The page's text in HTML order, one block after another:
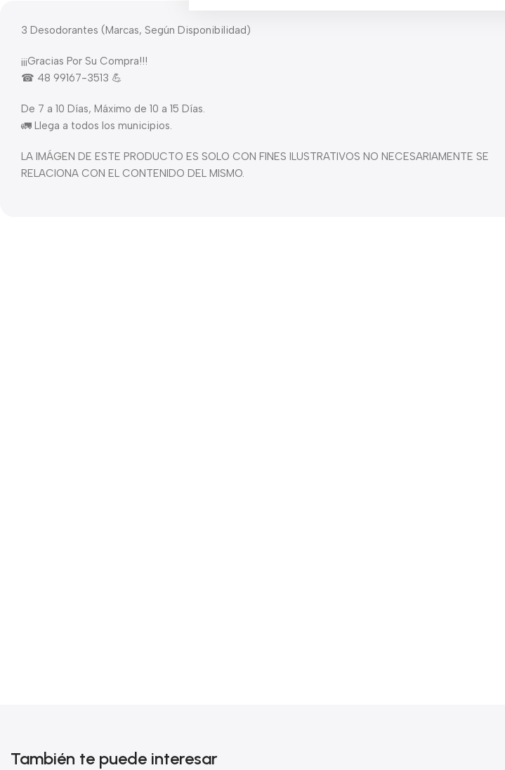
3 Desodorantes (Marcas, Según Disponibilidad)
¡¡¡Gracias Por Su Compra!!!
☎ 48 99167-3513 💪
De 7 a 10 Días, Máximo de 10 a 15 Días.
🚛 Llega a todos los municipios.
LA IMÁGEN DE ESTE PRODUCTO ES SOLO CON FINES ILUSTRATIVOS NO NECESARIAMENTE SE
RELACIONA CON EL CONTENIDO DEL MISMO.
También te puede interesar